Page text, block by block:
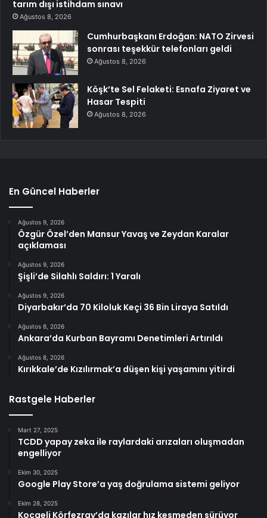
tarım dışı istihdam sınavı
Ağustos 8, 2026
Cumhurbaşkanı Erdoğan: NATO Zirvesi
sonrası teşekkür telefonları geldi
Ağustos 8, 2026
Köşk’te Sel Felaketi: Esnafa Ziyaret ve
Hasar Tespiti
Ağustos 8, 2026
En Güncel Haberler
Ağustos 9, 2026
Özgür Özel’den Mansur Yavaş ve Zeydan Karalar
açıklaması
Ağustos 9, 2026
Şişli’de Silahlı Saldırı: 1 Yaralı
Ağustos 9, 2026
Diyarbakır’da 70 Kiloluk Keçi 36 Bin Liraya Satıldı
Ağustos 8, 2026
Ankara’da Kurban Bayramı Denetimleri Artırıldı
Ağustos 8, 2026
Kırıkkale’de Kızılırmak’a düşen kişi yaşamını yitirdi
Rastgele Haberler
Mart 27, 2025
TCDD yapay zeka ile raylardaki arızaları oluşmadan
engelliyor
Ekim 30, 2025
Google Play Store’a yaş doğrulama sistemi geliyor
Ekim 28, 2025
Kocaeli Körfezray’da kazılar hız kesmeden sürüyor